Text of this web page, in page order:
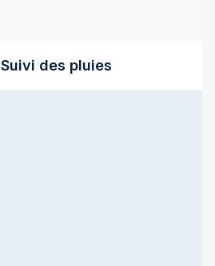
Suivi des pluies